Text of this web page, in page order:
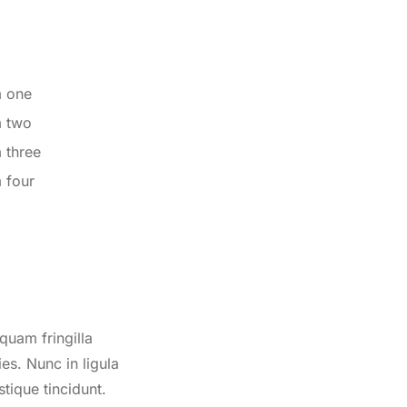
one
two
three
four
fringilla
Nunc in ligula
tincidunt.